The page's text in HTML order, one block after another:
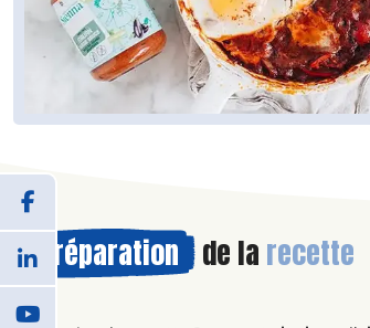
Préparation de la recette